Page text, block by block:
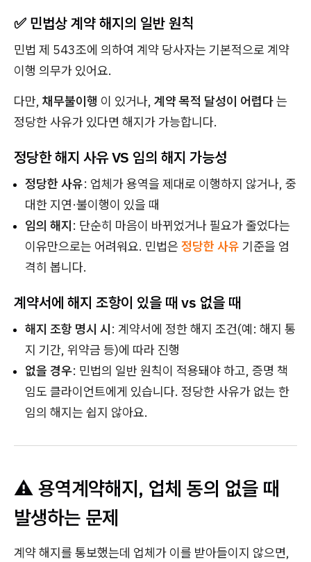
✅ 민법상 계약 해지의 일반 원칙
민법 제 543조에 의하여 계약 당사자는 기본적으로 계약
이행 의무가 있어요.
다만, 채무불이행 이 있거나, 계약 목적 달성이 어렵다는
정당한 사유가 있다면 해지가 가능합니다.
정당한 해지 사유 VS 임의 해지 가능성
정당한 사유: 업체가 용역을 제대로 이행하지 않거나, 중
대한 지연·불이행이 있을 때
임의 해지: 단순히 마음이 바뀌었거나 필요가 줄었다는
이유만으로는 어려워요. 민법은 정당한 사유 기준을 엄
격히 봅니다.
계약서에 해지 조항이 있을 때 vs 없을 때
해지 조항 명시 시: 계약서에 정한 해지 조건(예: 해지 통
지 기간, 위약금 등)에 따라 진행
없을 경우: 민법의 일반 원칙이 적용돼야 하고, 증명 책
임도 클라이언트에게 있습니다. 정당한 사유가 없는 한
임의 해지는 쉽지 않아요.
⚠ 용역계약해지, 업체 동의 없을 때
발생하는 문제
계약 해지를 통보했는데 업체가 이를 받아들이지 않으면,